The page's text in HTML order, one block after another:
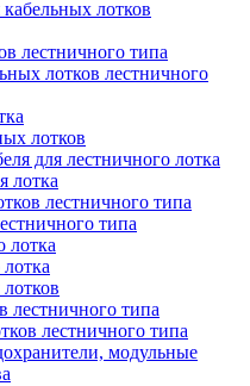
лотков
лестничного типа
лотков лестничного
лотков
для лестничного лотка
лотка
лестничного типа
типа
лотка
лестничного типа
лестничного типа
модульные